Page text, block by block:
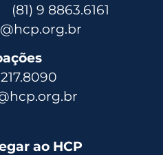
(81) 9 8863.6161
ao HCP